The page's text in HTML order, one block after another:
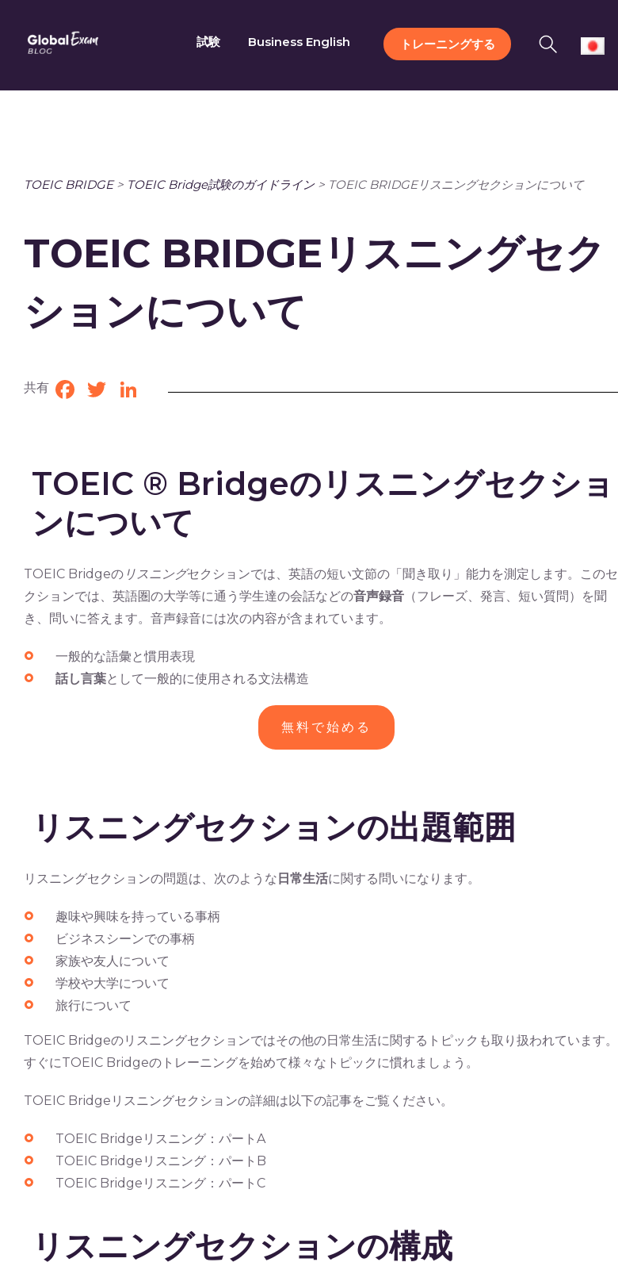
content
試験 Business English トレーニングする
TOEIC BRIDGE> TOEIC Bridge試験のガイドライン> TOEIC BRIDGEリスニングセクションについて
TOEIC BRIDGEリスニングセク
ションについて
共有 Facebook
TwitterLinkedIn
TOEIC ® Bridgeのリスニングセクショ
ンについて
TOEIC Bridgeの リスニングセクションでは、英語の短い文節の「聞き取り」能力を測定します。このセ
クションでは、英語圏の大学等に通う学生達の会話などの音声録音 （フレーズ、発言、短い質問）を聞
き、問いに答えます。音声録音には次の内容が含まれています。
一般的な語彙と慣用表現
話し言葉として一般的に使用される文法構造
無料で始める
リスニングセクションの出題範囲
リスニングセクションの問題は、次のような 日常生活に関する問いになります。
趣味や興味を持っている事柄
ビジネスシーンでの事柄
家族や友人について
学校や大学について
旅行について
TOEIC Bridgeのリスニングセクションではその他の日常生活に関するトピックも取り扱われています。
すぐにTOEIC Bridgeのトレーニングを始めて様々なトピックに慣れましょう。
TOEIC Bridgeリスニングセクションの詳細は以下の記事をご覧ください。
TOEIC Bridgeリスニング：パートA
TOEIC Bridgeリスニング：パートB
TOEIC Bridgeリスニング：パートC
リスニングセクションの構成